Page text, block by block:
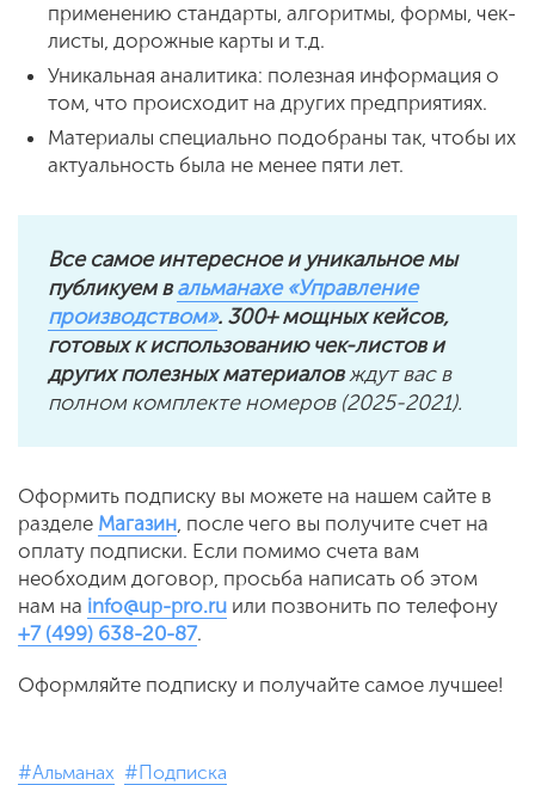
применению стандарты, алгоритмы, формы, чек-
листы, дорожные карты и т.д.
Уникальная аналитика: полезная информация о
том, что происходит на других предприятиях.
Материалы специально подобраны так, чтобы их
актуальность была не менее пяти лет.
Все самое интересное и уникальное мы
публикуем вальманахе «Управление
производством». 300+ мощных кейсов,
готовых к использованию чек-листов и
других полезных материаловждут вас в
полном комплекте номеров (2025-2021).
Оформить подписку вы можете на нашем сайте в
разделе Магазин, после чего вы получите счет на
оплату подписки. Если помимо счета вам
необходим договор, просьба написать об этом
нам на info@up-pro.ru или позвонить по телефону
+7 (499) 638-20-87.
Оформляйте подписку и получайте самое лучшее!
#Альманах #Подписка